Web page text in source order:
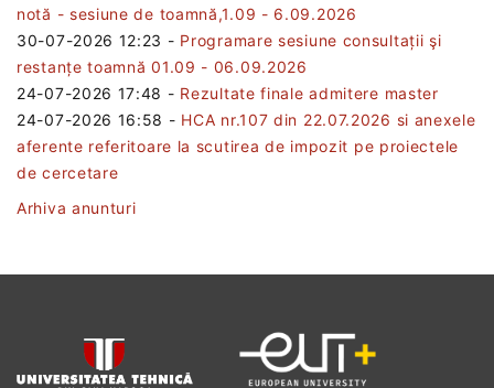
notă - sesiune de toamnă,1.09 - 6.09.2026
30-07-2026 12:23 - Programare sesiune consultații şi
restanțe toamnă 01.09 - 06.09.2026
24-07-2026 17:48 - Rezultate finale admitere master
24-07-2026 16:58 - HCA nr.107 din 22.07.2026 si anexele
aferente referitoare la scutirea de impozit pe proiectele
de cercetare
Arhiva anunturi